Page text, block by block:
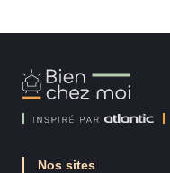
Bien
Chez
Nos sites